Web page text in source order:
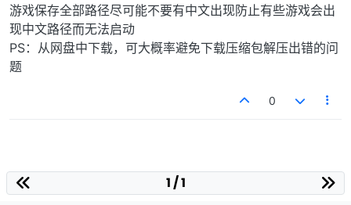
游戏保存全部路径尽可能不要有中文出现防止有些游戏会出
现中文路径而无法启动
PS：从网盘中下载，可大概率避免下载压缩包解压出错的问
题
0
1 / 1